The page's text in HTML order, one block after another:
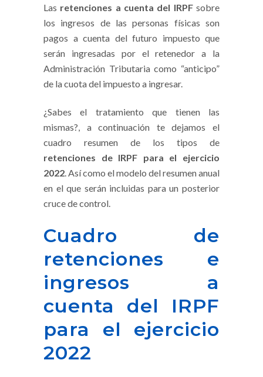
Las retenciones a cuenta del IRPFsobre
los ingresos de las personas físicas son
pagos a cuenta del futuro impuesto que
serán ingresadas por el retenedor a la
Administración Tributaria como “anticipo”
de la cuota del impuesto a ingresar.
¿Sabes el tratamiento que tienen las
mismas?, a continuación te dejamos el
cuadro resumen de los tipos de
retenciones de IRPF para el ejercicio
2022 . Así como el modelo del resumen anual
en el que serán incluidas para un posterior
cruce de control.
Cuadro de
retenciones e
ingresos a
cuenta del IRPF
para el ejercicio
2022